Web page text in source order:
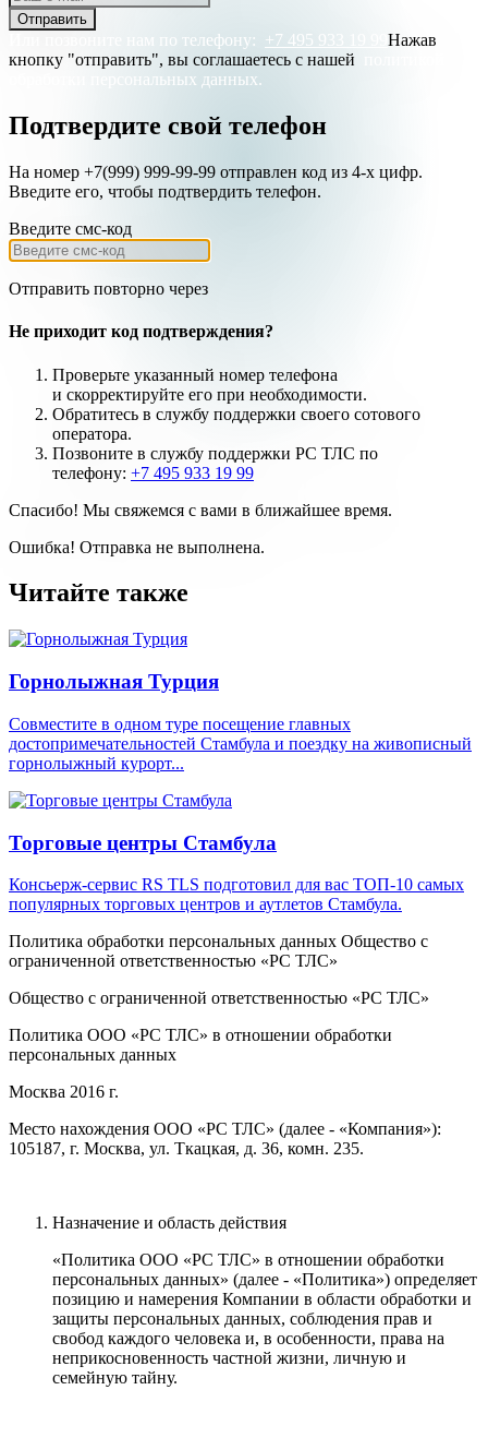
Отправить
Или позвоните нам по телефону: +7 495 933 19 99 Нажав
кнопку "отправить", вы соглашаетесь с нашей
обработки персональных данных.
Подтвердите свой телефон
На номер +7(999) 999-99-99 отправлен код из 4-х цифр.
Введите его, чтобы подтвердить телефон.
Введите смс-код
Отправить повторно через
Не приходит код подтверждения?
Проверьте указанный номер телефона
и скорректируйте его при необходимости.
Обратитесь в службу поддержки своего сотового
оператора.
Позвоните в службу поддержки РС ТЛС по
телефону: +7 495 933 19 99
Спасибо! Мы свяжемся с вами в ближайшее время.
Ошибка! Отправка не выполнена.
Читайте также
Горнолыжная Турция
Совместите в одном туре посещение главных
достопримечательностей Стамбула и поездку на живописный
горнолыжный курорт...
Торговые центры Стамбула
Консьерж-сервис RS TLS подготовил для вас ТОП-10 самых
популярных торговых центров и аутлетов Стамбула.
Политика обработки персональных данных Общество с
ограниченной ответственностью «PC ТЛС»
Общество с ограниченной ответственностью «PC ТЛС»
Политика ООО «PC ТЛС» в отношении обработки
персональных данных
Москва 2016 г.
Место нахождения ООО «PC ТЛС» (далее - «Компания»):
105187, г. Москва, ул. Ткацкая, д. 36, комн. 235.
Назначение и область действия
«Политика ООО «PC ТЛС» в отношении обработки
персональных данных» (далее - «Политика») определяет
позицию и намерения Компании в области обработки и
защиты персональных данных, соблюдения прав и
свобод каждого человека и, в особенности, права на
неприкосновенность частной жизни, личную и
семейную тайну.